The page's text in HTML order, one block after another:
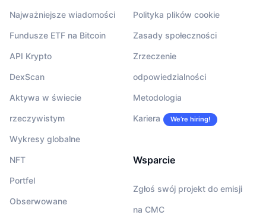
Najważniejsze wiadomości
Fundusze ETF na Bitcoin
API Krypto
DexScan
Aktywa w świecie
rzeczywistym
Wykresy globalne
NFT
Portfel
Obserwowane
Polityka plików cookie
Zasady społeczności
Zrzeczenie
odpowiedzialności
Metodologia
Kariera We’re hiring!
Wsparcie
Zgłoś swój projekt do emisji
na CMC